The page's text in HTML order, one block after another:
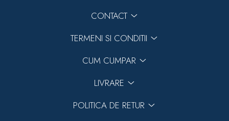
CONTACT
TERMENI SI CONDITII
CUM CUMPAR
LIVRARE
POLITICA DE RETUR